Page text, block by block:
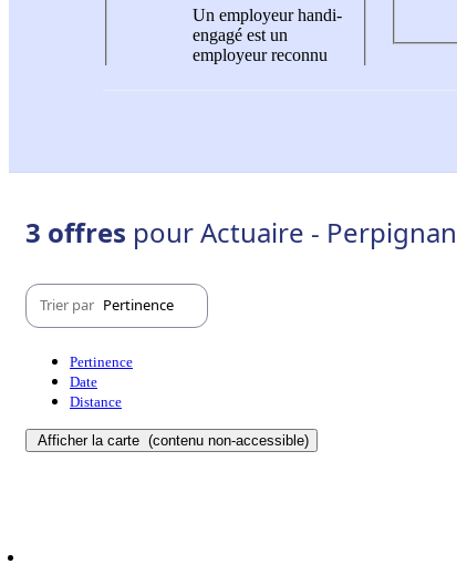
Un employeur handi-
engagé est un
employeur reconnu
3 offres pour Actuaire -
Trier par Pertinence
Pertinence
Date
Distance
Afficher la carte (contenu non-accessible)